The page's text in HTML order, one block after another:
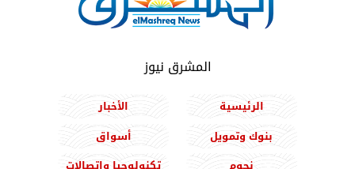
المشرق نيوز
الرئيسية
الأخبار
بنوك وتمويل
أسواق